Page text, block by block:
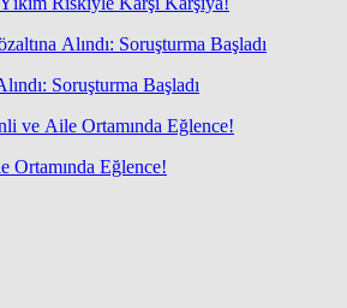
Soruşturma Başladı
Ortamında Eğlence!